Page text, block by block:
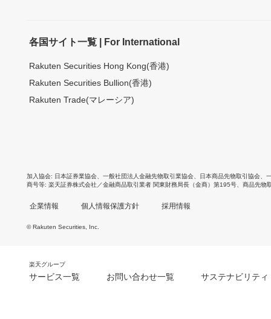
各国サイト一覧 | For International
Rakuten Securities Hong Kong(香港)
Rakuten Securities Bullion(香港)
Rakuten Trade(マレーシア)
加入協会 日本証券業協会 一般社団法人金融先物取引業協会 日本商品先物取引協会
商号等 楽天証券株式会社／金融商品取引業者 関東財務局長（金商）第195号、商品先物
企業情報 個人情報保護方針 採用情報
© Rakuten Securities, Inc.
楽天グループ
サービス一覧 お問い合わせ一覧 サステナビリティ